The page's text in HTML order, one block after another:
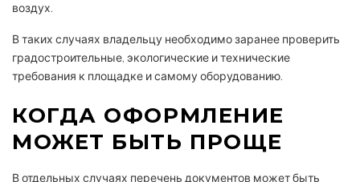
воздух.
В таких случаях владельцу необходимо заранее проверить
градостроительные, экологические и технические
требования к площадке и самому оборудованию.
КОГДА ОФОРМЛЕНИЕ
МОЖЕТ БЫТЬ ПРОЩЕ
В отдельных случаях перечень документов может быть